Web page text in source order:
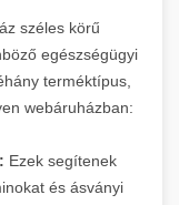
széles körű
egészségügyi
terméktípus,
webáruházban:
Ezek segítenek
és ásványi